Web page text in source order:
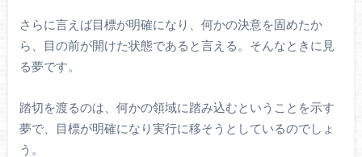
さらに言えば目標が明確になり、何かの決意を固めたか
ら、目の前が開けた状態であると言える。そんなときに見
る夢です。
踏切を渡るのは、何かの領域に踏み込むということを示す
夢で、目標が明確になり実行に移そうとしているのでしょ
う。